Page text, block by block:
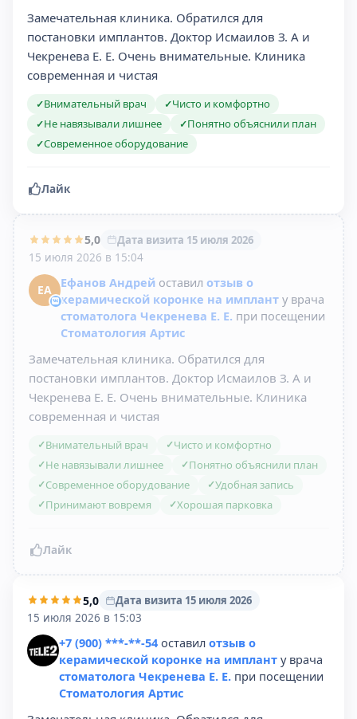
Замечательная клиника. Обратился для
постановки имплантов. Доктор Исмаилов З. А и
Чекренева Е. Е. Очень внимательные. Клиника
современная и чистая
✓Внимательный врач ✓Чисто и комфортно
✓Не навязывали лишнее ✓Понятно объяснили план
✓Современное оборудование
Лайк
5,0
Дата визита 15 июля 2026
15 июля 2026 в 15:04
ЕА Ефанов Андрейоставил отзыв о
керамической коронке на импланту врача
стоматолога Чекренева Е. Е. при посещении
Стоматология Артис
Замечательная клиника. Обратился для
постановки имплантов. Доктор Исмаилов З. А и
Чекренева Е. Е. Очень внимательные. Клиника
современная и чистая
✓Внимательный врач ✓Чисто и комфортно
✓Не навязывали лишнее ✓Понятно объяснили план
✓Современное оборудование ✓Удобная запись
✓Принимают вовремя ✓Хорошая парковка
Лайк
5,0
Дата визита 15 июля 2026
15 июля 2026 в 15:03
+7 (900) ***-**-54 оставил отзыв о
керамической коронке на имплант у врача
стоматолога Чекренева Е. Е. при посещении
Стоматология Артис